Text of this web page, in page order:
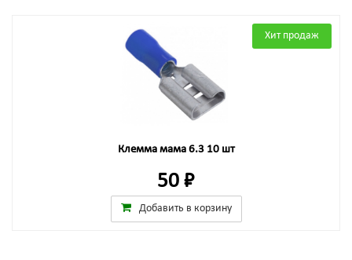
Хит продаж
Клемма мама 6.3 10 шт
50 ₽
Добавить в корзину